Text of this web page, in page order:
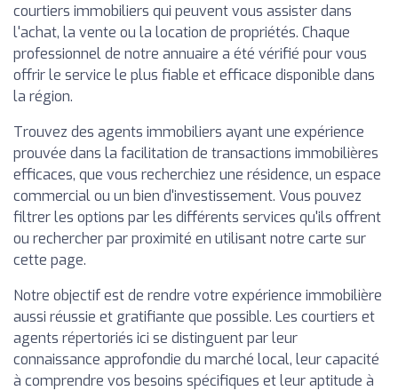
courtiers immobiliers qui peuvent vous assister dans
l'achat, la vente ou la location de propriétés. Chaque
professionnel de notre annuaire a été vérifié pour vous
offrir le service le plus fiable et efficace disponible dans
la région.
Trouvez des agents immobiliers ayant une expérience
prouvée dans la facilitation de transactions immobilières
efficaces, que vous recherchiez une résidence, un espace
commercial ou un bien d'investissement. Vous pouvez
filtrer les options par les différents services qu'ils offrent
ou rechercher par proximité en utilisant notre carte sur
cette page.
Notre objectif est de rendre votre expérience immobilière
aussi réussie et gratifiante que possible. Les courtiers et
agents répertoriés ici se distinguent par leur
connaissance approfondie du marché local, leur capacité
à comprendre vos besoins spécifiques et leur aptitude à